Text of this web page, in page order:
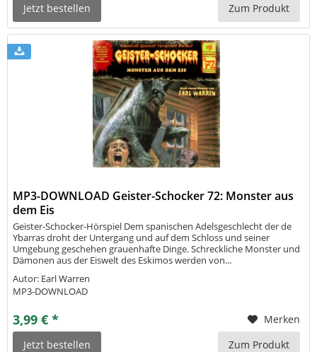
Jetzt bestellen
Zum Produkt
MP3-DOWNLOAD Geister-Schocker 72: Monster aus
dem Eis
Geister-Schocker-Hörspiel Dem spanischen Adelsgeschlecht der de
Ybarras droht der Untergang und auf dem Schloss und seiner
Umgebung geschehen grauenhafte Dinge. Schreckliche Monster und
Dämonen aus der Eiswelt des Eskimos werden von...
Autor: Earl Warren
MP3-DOWNLOAD
3,99 € *
Merken
Jetzt bestellen
Zum Produkt